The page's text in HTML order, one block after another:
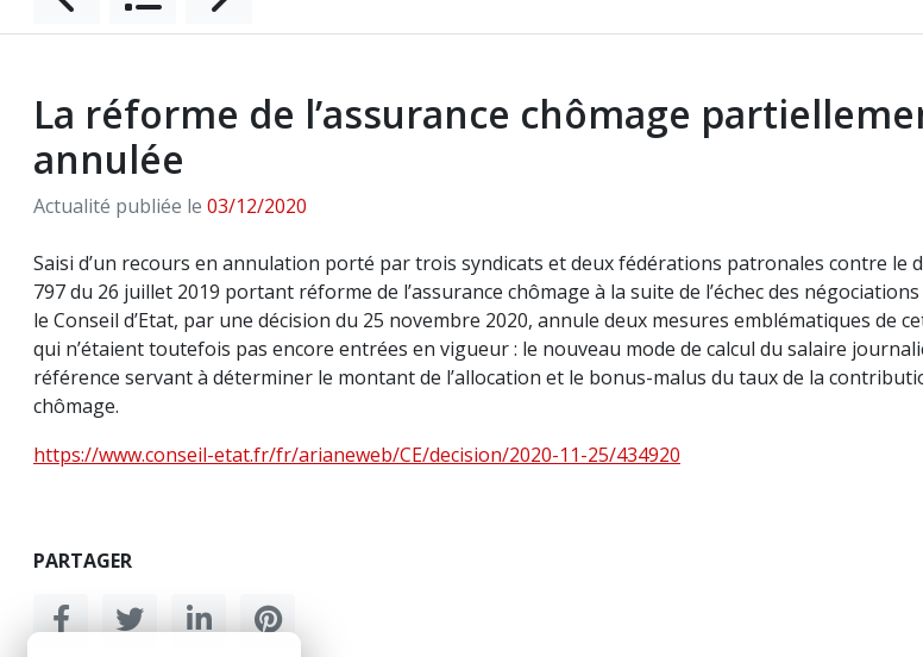
La réforme de l’assurance chômage
annulée
Actualité publiée le 03/12/2020
Saisi d’un recours en annulation porté par trois syndicats et deux fédérations patronales contre le
797 du 26 juillet 2019 portant réforme de l’assurance chômage à la suite de l’échec des
le Conseil d’Etat, par une décision du 25 novembre 2020, annule deux mesures emblématiques de
qui n’étaient toutefois pas encore entrées en vigueur : le nouveau mode de calcul du salaire
référence servant à déterminer le montant de l’allocation et le bonus-malus du taux de la
chômage.
https://www.conseil-etat.fr/fr/arianeweb/CE/decision/2020-11-25/434920
PARTAGER